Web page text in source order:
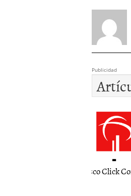
Publicidad
Sobe